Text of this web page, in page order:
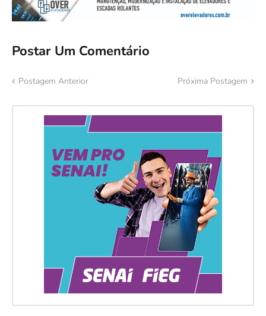
Postar Um Comentário
Postagem Anterior Próxima Postagem